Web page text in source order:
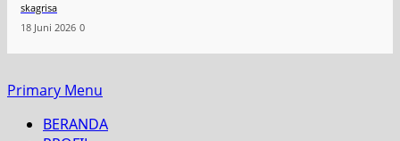
skagrisa
18 Juni 2026 0
Primary Menu
BERANDA